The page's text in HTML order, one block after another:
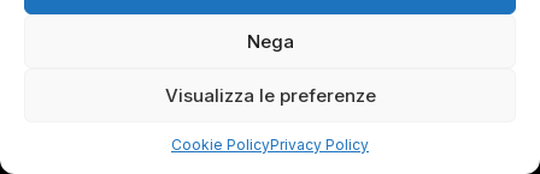
Nega
Visualizza le preferenze
Cookie PolicyPrivacy Policy